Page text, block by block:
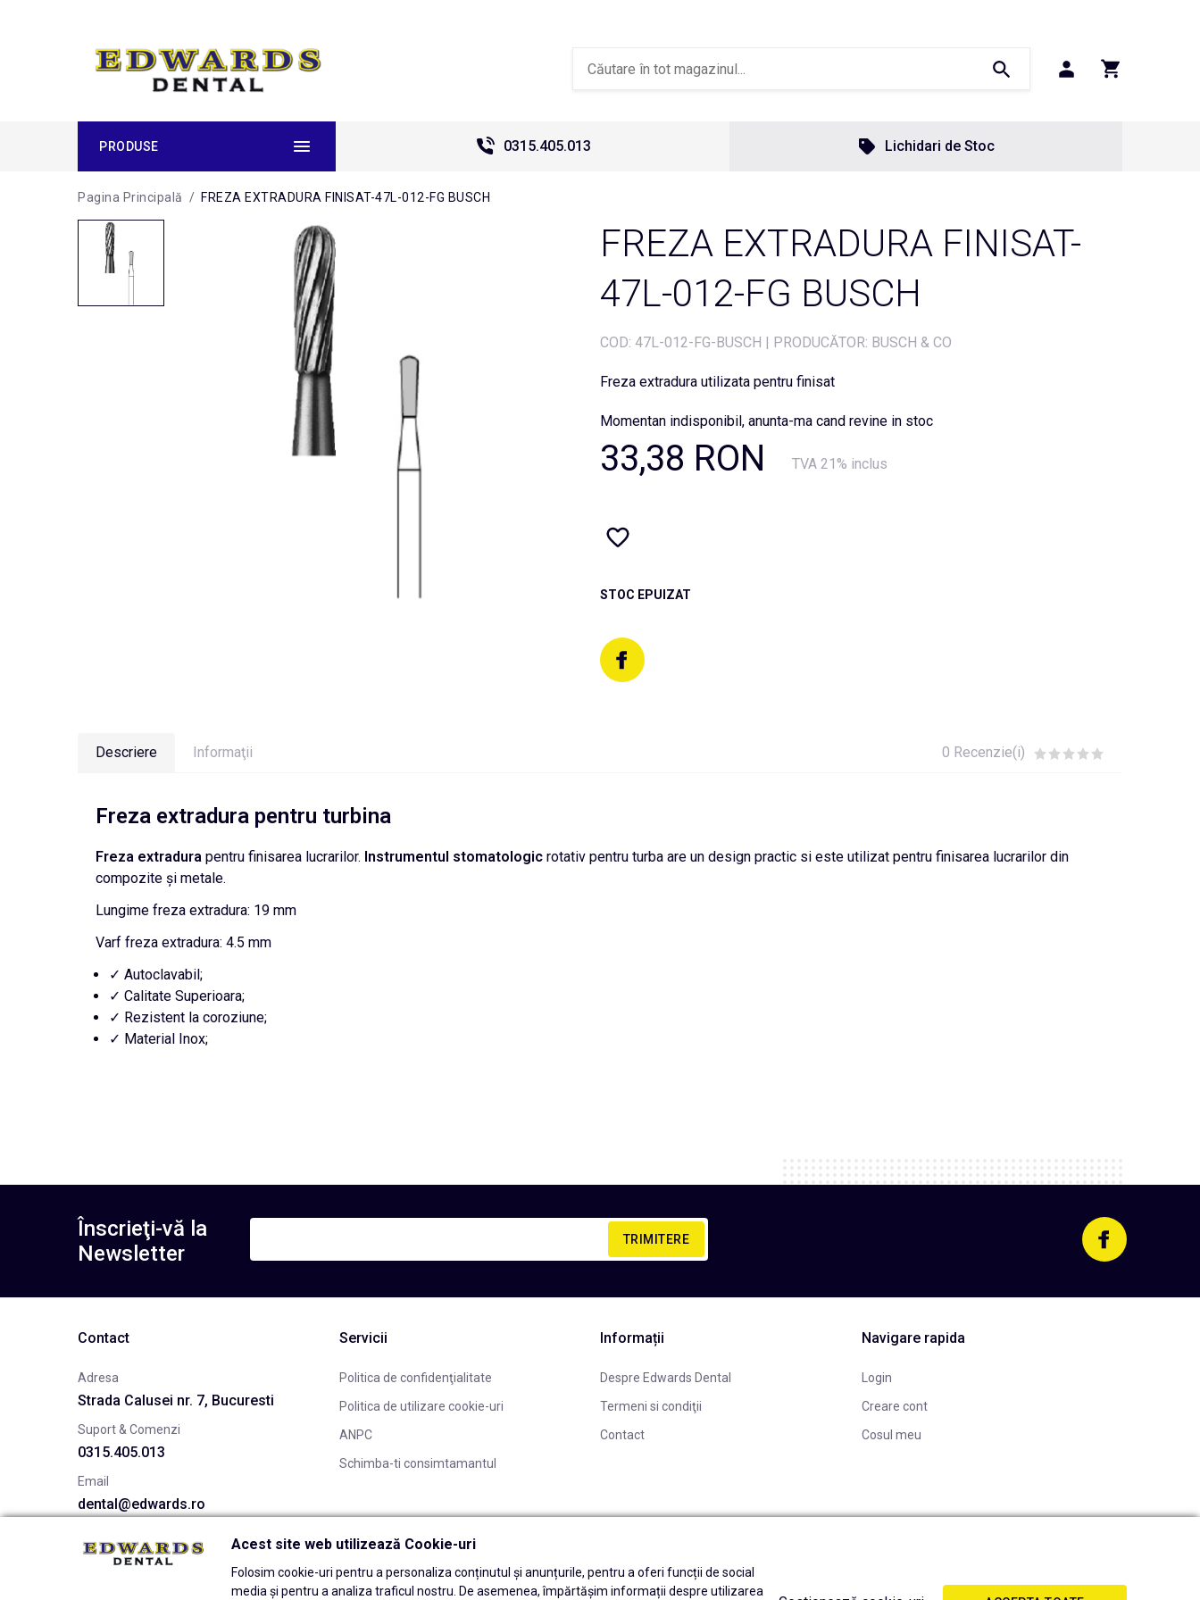
PRODUSE 0315.405.013 Lichidari de Stoc
Pagina Principală / FREZA EXTRADURA FINISAT-47L-012-FG BUSCH
FREZA EXTRADURA FINISAT-
47L-012-FG BUSCH
COD: 47L-012-FG-BUSCH | PRODUCĂTOR: BUSCH & CO
Freza extradura utilizata pentru finisat
Momentan indisponibil, anunta-ma cand revine in stoc
33,38 RON TVA 21% inclus
STOC EPUIZAT
Descriere Informaţii 0 Recenzie(i)
Freza extradura pentru turbina
Freza extradura pentru finisarea lucrarilor. Instrumentul stomatologic rotativ pentru turba are un design practic si este utilizat pentru finisarea lucrarilor din
compozite și metale.
Lungime freza extradura: 19 mm
Varf freza extradura: 4.5 mm
✓ Autoclavabil;
✓ Calitate Superioara;
✓ Rezistent la coroziune;
✓ Material Inox;
Înscrieţi-vă la
Newsletter
TRIMITERE
Contact
Adresa
Strada Calusei nr. 7, Bucuresti
Suport & Comenzi
0315.405.013
Email
dental@edwards.ro
Servicii
Politica de confidenţialitate
Politica de utilizare cookie-uri
ANPC
Schimba-ti consimtamantul
Informații
Despre Edwards Dental
Termeni si condiţii
Contact
Navigare rapida
Login
Creare cont
Cosul meu
Acest site web utilizează Cookie-uri
Folosim cookie-uri pentru a personaliza conținutul și anunțurile, pentru a oferi funcții de social
media și pentru a analiza traficul nostru. De asemenea, împărtășim informații despre utilizarea